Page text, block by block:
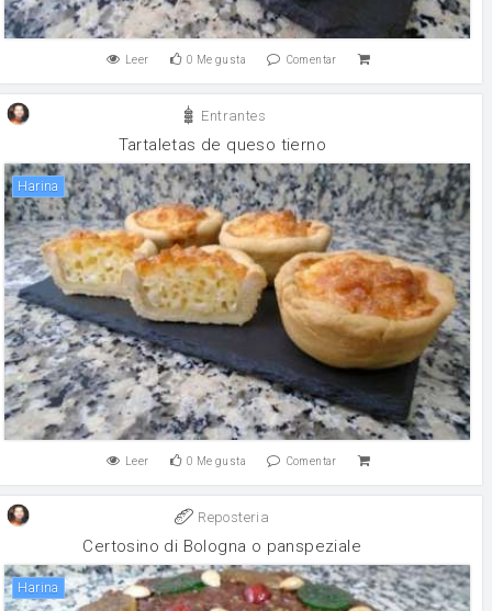
Leer 0 Me gusta Comentar
Entrantes
Tartaletas de queso tierno
harina
Leer 0 Me gusta Comentar
Reposteria
Certosino di Bologna o panspeziale
harina